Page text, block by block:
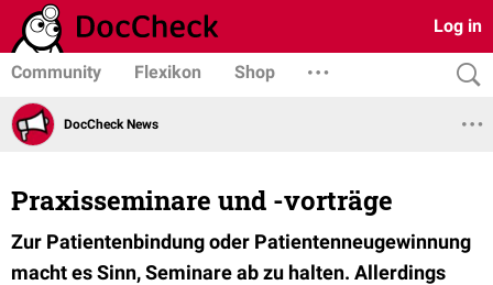
Log in
Community Flexikon Shop
DocCheck News
Praxisseminare und -vorträge
Zur Patientenbindung oder Patientenneugewinnung
macht es Sinn, Seminare ab zu halten. Allerdings